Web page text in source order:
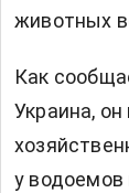
животных
Как
Украина, он
у водоемов